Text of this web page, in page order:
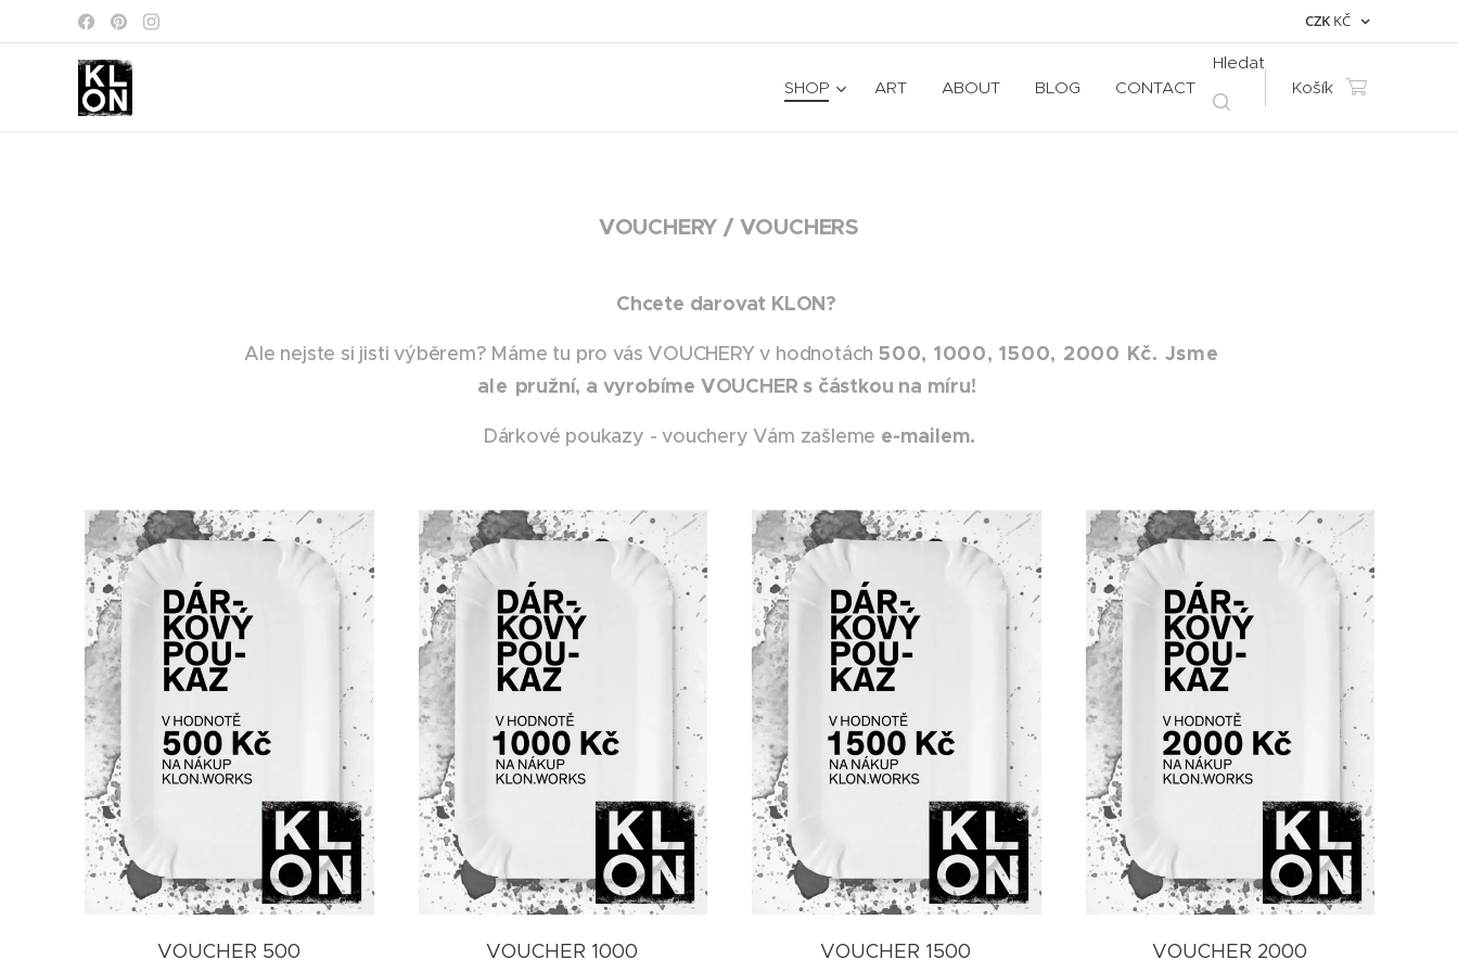
CZK KČ
SHOP ART ABOUT BLOG CONTACT
Hledat
Košík
VOUCHERY / VOUCHERS
Chcete darovat KLON?
Ale nejste si jisti výběrem? Máme tu pro vás VOUCHERY v hodnotách500, 1000, 1500, 2000 Kč. Jsme
ale pružní, a vyrobíme VOUCHER s částkou na míru!
Dárkové poukazy - vouchery Vám zašleme e-mailem.
VOUCHER 500 VOUCHER 1000 VOUCHER 1500 VOUCHER 2000